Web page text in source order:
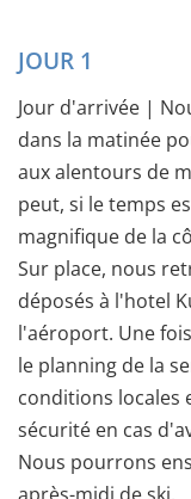
JOUR 1
Jour d'arrivée |
dans la matinée
aux alentours de
peut, si le temps
magnifique de la
Sur place, nous
déposés à l'hotel
l'aéroport. Une
le planning de la
conditions locales
sécurité en cas
Nous pourrons